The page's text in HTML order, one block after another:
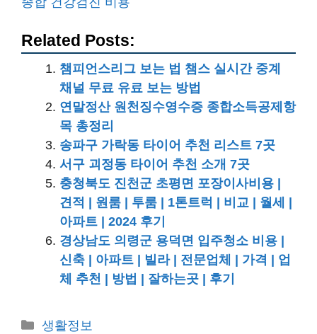
Related Posts:
챔피언스리그 보는 법 챔스 실시간 중계
채널 무료 유료 보는 방법
연말정산 원천징수영수증 종합소득공제항
목 총정리
송파구 가락동 타이어 추천 리스트 7곳
서구 괴정동 타이어 추천 소개 7곳
충청북도 진천군 초평면 포장이사비용 |
견적 | 원룸 | 투룸 | 1톤트럭 | 비교 | 월세 |
아파트 | 2024 후기
경상남도 의령군 용덕면 입주청소 비용 |
신축 | 아파트 | 빌라 | 전문업체 | 가격 | 업
체 추천 | 방법 | 잘하는곳 | 후기
카
생활정보